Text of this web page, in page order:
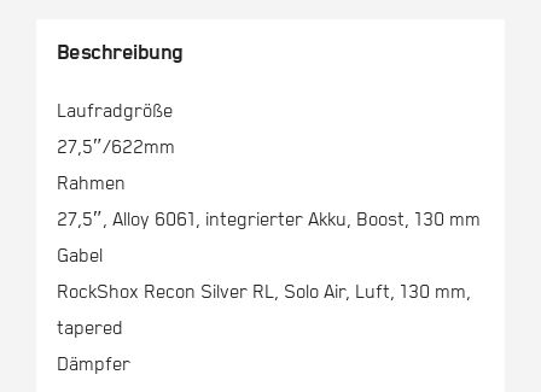
Beschreibung
Laufradgröße
27,5″/622mm
Rahmen
27,5″, Alloy 6061, integrierter Akku, Boost, 130 mm
Gabel
RockShox Recon Silver RL, Solo Air, Luft, 130 mm,
tapered
Dämpfer